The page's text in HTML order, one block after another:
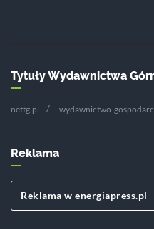
Tytuły Wydawnictwa
nettg.pl wydawnictwo-
Reklama
Reklama w energiapress.pl